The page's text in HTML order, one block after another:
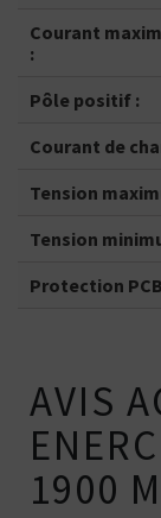
Courant
:
Pôle positif :
Courant de
Tension
Tension
Protection
AVIS
1900